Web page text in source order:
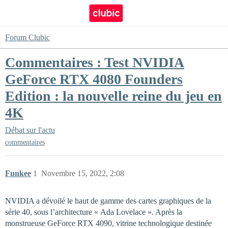
Forum Clubic
Commentaires : Test NVIDIA
GeForce RTX 4080 Founders
Edition : la nouvelle reine du jeu en
4K
Débat sur l'actu
commentaires
Funkee Novembre 15, 2022, 2:08
1
NVIDIA a dévoilé le haut de gamme des cartes graphiques de la
série 40, sous l’architecture « Ada Lovelace ». Après la
monstrueuse GeForce RTX 4090, vitrine technologique destinée